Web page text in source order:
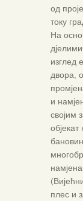
од
току
На
изглед
двора,
и
својим
плес и